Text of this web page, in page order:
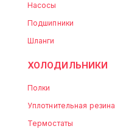
Насосы
Подшипники
Шланги
ХОЛОДИЛЬНИКИ
Полки
Уплотнительная резина
Термостаты